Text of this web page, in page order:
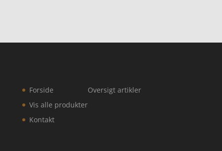
Forside
Vis alle produkter
Kontakt
Oversigt artikler